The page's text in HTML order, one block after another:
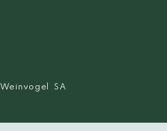
Weinvogel SA